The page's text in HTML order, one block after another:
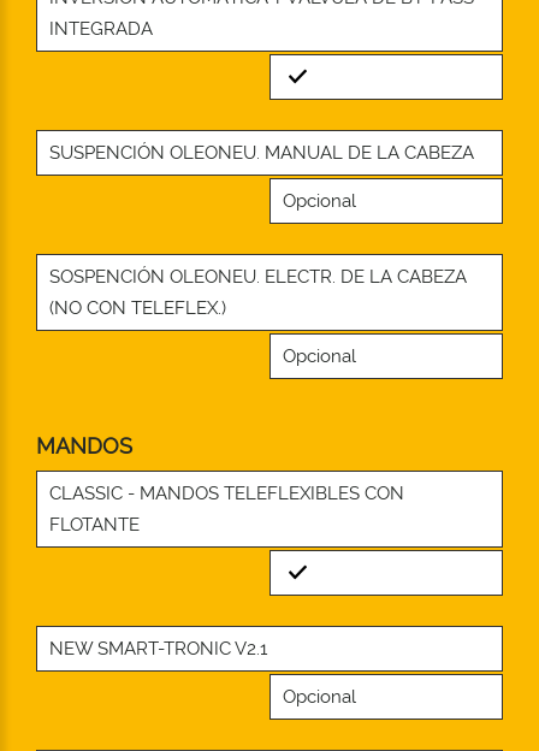
INTEGRADA
Standard
SUSPENCIÓN OLEONEU. MANUAL DE LA CABEZA
Opcional
SOSPENCIÓN OLEONEU. ELECTR. DE LA CABEZA
(NO CON TELEFLEX.)
Opcional
MANDOS
CLASSIC - MANDOS TELEFLEXIBLES CON
FLOTANTE
Standard
NEW SMART-TRONIC V2.1
Opcional